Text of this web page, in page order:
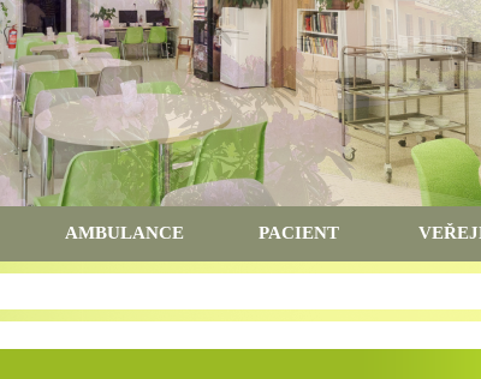
AMBULANCE PACIENT